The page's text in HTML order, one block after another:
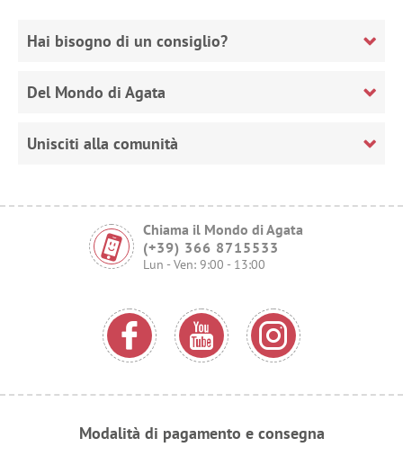
Hai bisogno di un consiglio?
Del Mondo di Agata
Unisciti alla comunità
Chiama il Mondo di Agata
(+39) 366 8715533
Lun - Ven: 9:00 - 13:00
Modalità di pagamento e consegna